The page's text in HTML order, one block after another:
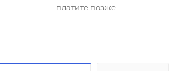
платите позже